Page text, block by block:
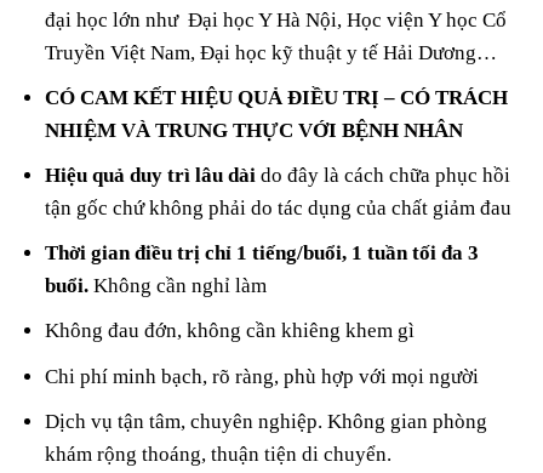
đại học lớn như Đại học Y Hà Nội, Học viện Y học Cổ
Truyền Việt Nam, Đại học kỹ thuật y tế Hải Dương…
CÓ CAM KẾT HIỆU QUẢ ĐIỀU TRỊ – CÓ TRÁCH
NHIỆM VÀ TRUNG THỰC VỚI BỆNH NHÂN
Hiệu quả duy trì lâu dài do đây là cách chữa phục hồi
tận gốc chứ không phải do tác dụng của chất giảm đau
Thời gian điều trị chỉ 1 tiếng/buổi, 1 tuần tối đa 3
buổi. Không cần nghỉ làm
Không đau đớn, không cần khiêng khem gì
Chi phí minh bạch, rõ ràng, phù hợp với mọi người
Dịch vụ tận tâm, chuyên nghiệp. Không gian phòng
khám rộng thoáng, thuận tiện di chuyển.